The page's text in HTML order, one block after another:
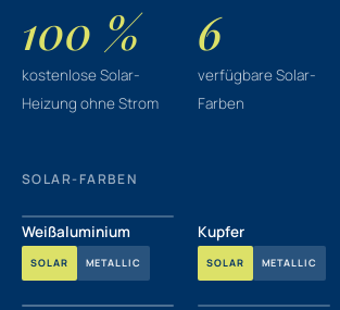
100 %
kostenlose Solar-
Heizung ohne Strom
6
verfügbare Solar-
Farben
SOLAR-FARBEN
Weißaluminium
SOLAR METALLIC
Kupfer
SOLAR METALLIC